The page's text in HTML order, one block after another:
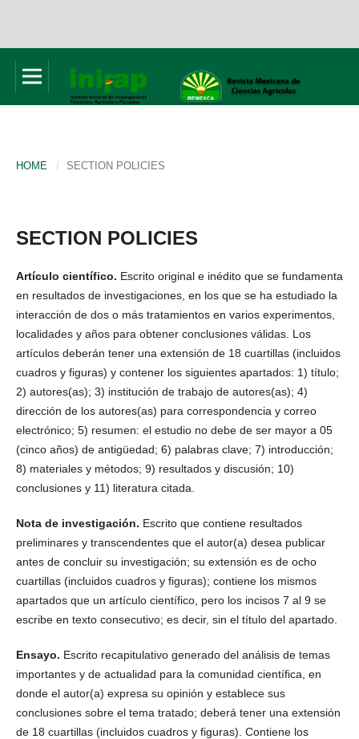
HOME / SECTION POLICIES
SECTION POLICIES
Artículo científico. Escrito original e inédito que se fundamenta
en resultados de investigaciones, en los que se ha estudiado la
interacción de dos o más tratamientos en varios experimentos,
localidades y años para obtener conclusiones válidas. Los
artículos deberán tener una extensión de 18 cuartillas (incluidos
cuadros y figuras) y contener los siguientes apartados: 1) título;
2) autores(as); 3) institución de trabajo de autores(as); 4)
dirección de los autores(as) para correspondencia y correo
electrónico; 5) resumen: el estudio no debe de ser mayor a 05
(cinco años) de antigüedad; 6) palabras clave; 7) introducción;
8) materiales y métodos; 9) resultados y discusión; 10)
conclusiones y 11) literatura citada.
Nota de investigación. Escrito que contiene resultados
preliminares y transcendentes que el autor(a) desea publicar
antes de concluir su investigación; su extensión es de ocho
cuartillas (incluidos cuadros y figuras); contiene los mismos
apartados que un artículo científico, pero los incisos 7 al 9 se
escribe en texto consecutivo; es decir, sin el título del apartado.
Ensayo. Escrito recapitulativo generado del análisis de temas
importantes y de actualidad para la comunidad científica, en
donde el autor(a) expresa su opinión y establece sus
conclusiones sobre el tema tratado; deberá tener una extensión
de 18 cuartillas (incluidos cuadros y figuras). Contiene los